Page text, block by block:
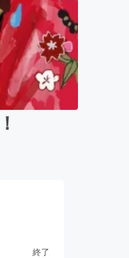
終了